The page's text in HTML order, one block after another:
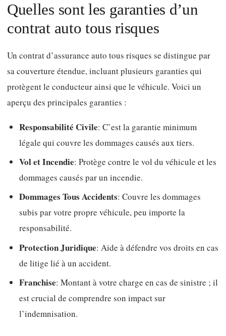
Quelles sont les garanties d’un
contrat auto tous risques
Un contrat d’assurance auto tous risques se distingue par
sa couverture étendue, incluant plusieurs garanties qui
protègent le conducteur ainsi que le véhicule. Voici un
aperçu des principales garanties :
Responsabilité Civile: C’est la garantie minimum
légale qui couvre les dommages causés aux tiers.
Vol et Incendie: Protège contre le vol du véhicule et les
dommages causés par un incendie.
Dommages Tous Accidents: Couvre les dommages
subis par votre propre véhicule, peu importe la
responsabilité.
Protection Juridique: Aide à défendre vos droits en cas
de litige lié à un accident.
Franchise: Montant à votre charge en cas de sinistre ; il
est crucial de comprendre son impact sur
l’indemnisation.